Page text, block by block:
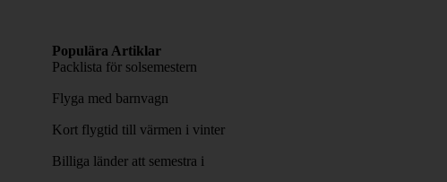
Populära Artiklar
Packlista för solsemestern
Flyga med barnvagn
Kort flygtid till värmen i vinter
Billiga länder att semestra i